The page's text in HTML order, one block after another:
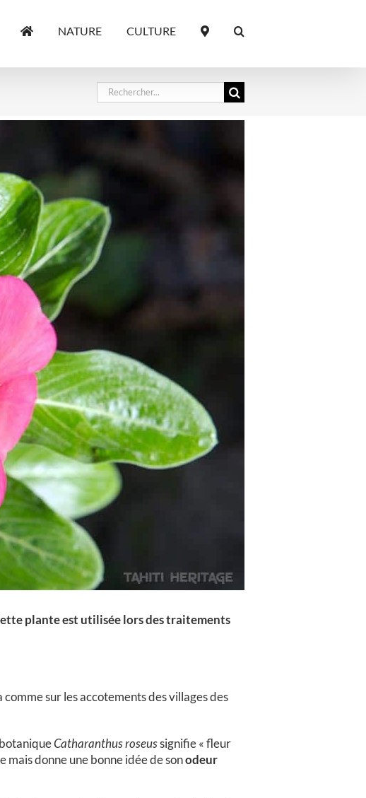
NATURE CULTURE
Rechercher:
plante est utilisée lors des traitements
sur les accotements des villages des
Catharanthus roseussignifie « fleur
mais donne une bonne idée de sonodeur